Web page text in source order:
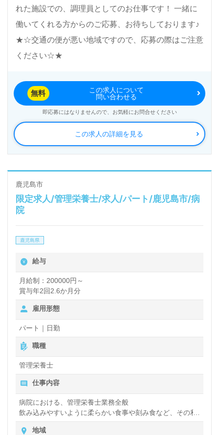
れた施設での、調理員としてのお仕事です！ 一緒に
働いてくれる方からのご応募、お待ちしております♪
★☆交通の便が悪い地域ですので、応募の際はご注意
ください☆★
この求人の詳細を見る
無料
この求人について
問い合わせる
即応募にはなりませんので、お気軽にお問合せください
鹿児島市
限定求人/管理栄養士/求人/パート/鹿児島市/病
院
鹿児島県
給与
月給制：200000円～
賞与年2回2.6か月分
雇用形態
パート｜日勤
職種
管理栄養士
仕事内容
病院における、管理栄養士業務全般
飲み込みやすいように柔らかい食事や刻み食など、その利
用者さんにあった食事の調理・提供など
地域